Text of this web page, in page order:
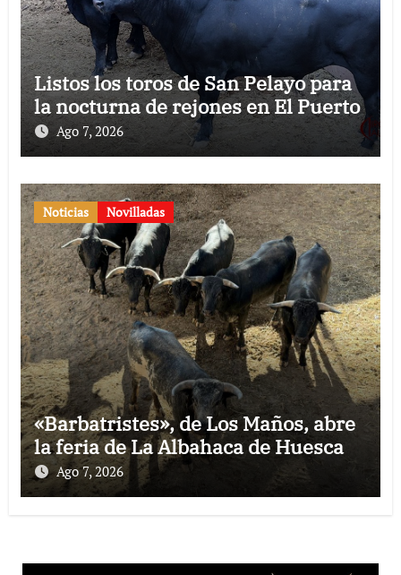
Listos los toros de San Pelayo para
la nocturna de rejones en El Puerto
Ago 7, 2026
Noticias Novilladas
«Barbatristes», de Los Maños, abre
la feria de La Albahaca de Huesca
Ago 7, 2026